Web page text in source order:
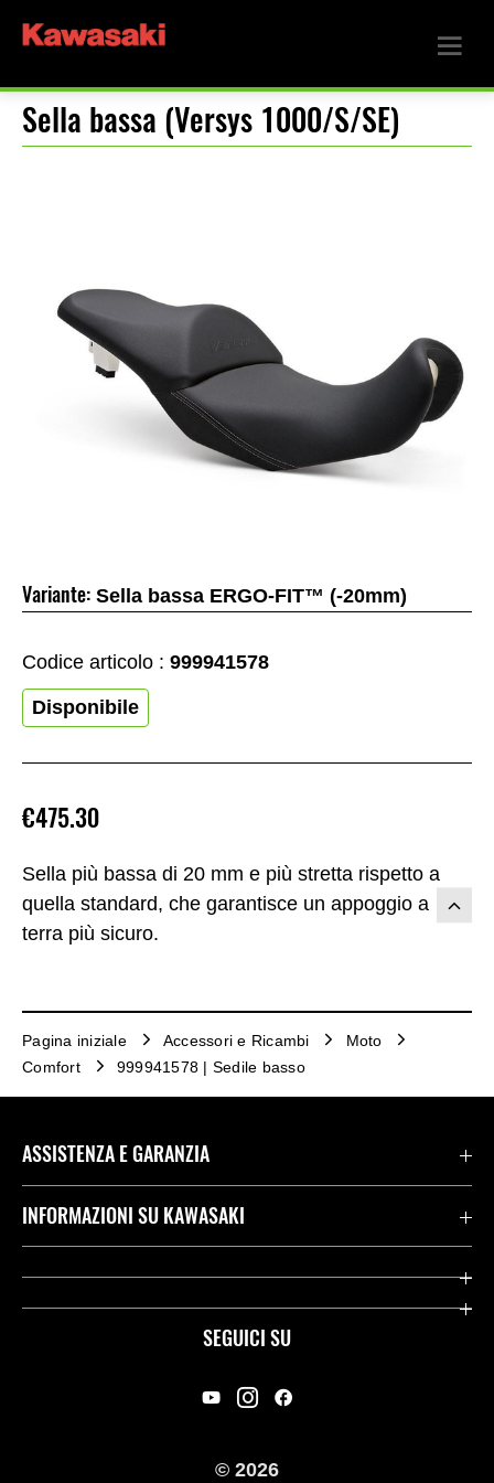
Sella bassa (Versys 1000/S/SE)
Sella più bassa di 20 mm e più stretta rispetto a
quella standard, che garantisce un appoggio a
terra più sicuro.
€475.30
Variante: Sella bassa ERGO-FIT™ (-20mm)
Codice articolo : 999941578
Disponibile
Pagina iniziale Accessori e Ricambi
Moto
Comfort
999941578 | Sedile basso
SEGUICI SU
ASSISTENZA E GARANZIA
Assistenza Stradale Kawasaki
Kawasaki Care
INFORMAZIONI SU KAWASAKI
Società
© 2026